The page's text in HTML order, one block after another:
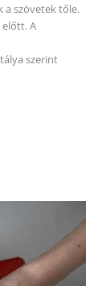
a szövetek tőle.
A
szerint